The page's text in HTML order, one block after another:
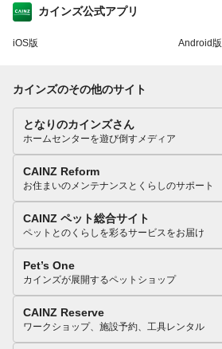
カインズ公式アプリ
iOS版 Android版
カインズのその他のサイト
となりのカインズさん
ホームセンターを遊び倒すメディア
CAINZ Reform
お住まいのメンテナンスとくらしのサポート
CAINZ ペット総合サイト
ペットとのくらしを彩るサービスをお届け
Pet’s One
カインズが展開するペットショップ
CAINZ Reserve
ワークショップ、施設予約、工具レンタル